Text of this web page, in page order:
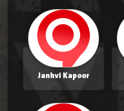
Janhvi Kapoor